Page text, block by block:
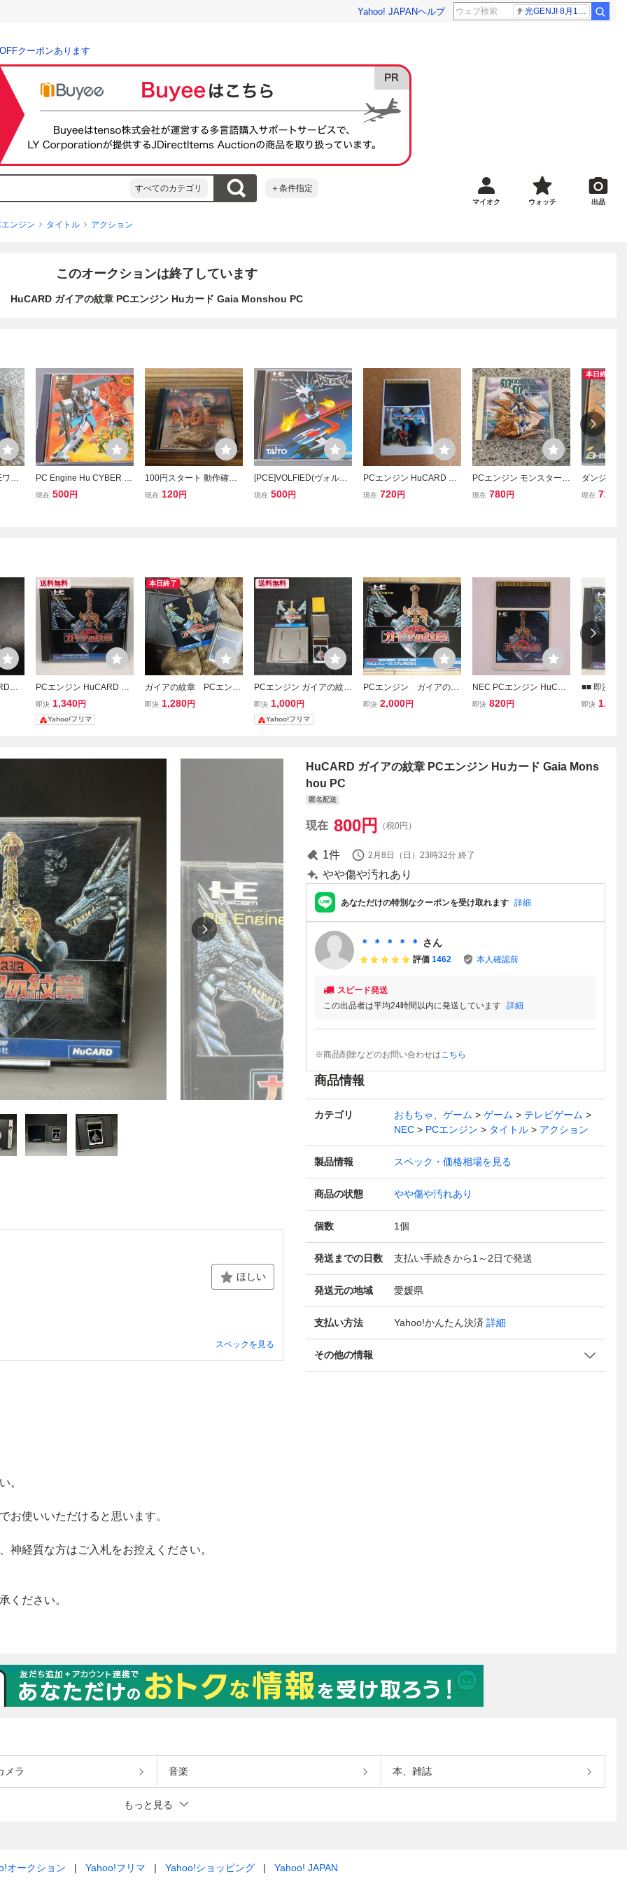
Yahoo! JAPANヘルプ 光GENJI 8月19日
クーポンあります
すべてのカテゴリ ＋条件指定
マイオク ウォッチ 出品
ンジン タイトル アクション
このオークションは終了しています
HuCARD ガイアの紋章 PCエンジン Huカード Gaia Monshou PC
ー
PC Engine Hu CYBER サ
イバーナイト /D515
現在 500円
100円スタート 動作確認
ならず者戦闘部隊 ブラッ
現在 120円
[PCE]VOLFIED(ヴォルフ
ィード)(Huカード)D521
現在 500円
PCエンジン HuCARD ガ
イフレーム ソフトのみ
現在 720円
PCエンジン モンスターメ
ーカー
現在 780円
本日終了
ダンジョン
ラー 【PC
現在 710
送料無料
PCエンジン HuCARD ガ
イアの紋章 GAIA 日本コ
ンピュータシステム
即決 1,340円
Yahoo!フリマ
本日終了
ガイアの紋章 PCエンジ
ン PCE
即決 1,280円
送料無料
PCエンジン ガイアの紋章
HuCARD 日本コンピュー
タシステム
即決 1,000円
Yahoo!フリマ
PCエンジン ガイアの紋
章(ハガキ付き) NCS
即決 2,000円
NEC PCエンジン HuCAR
D ガイアの紋章
即決 820円
■■ 即決!!
イアの紋章
即決 1,000
ほしい
スペックを見る
HuCARD ガイアの紋章 PCエンジン Huカード Gaia Mons
hou PC
匿名配送
現在 800円 （税0円）
1件 2月8日（日）23時32分 終了
やや傷や汚れあり
あなただけの特別なクーポンを受け取れます 詳細
＊ ＊ ＊ ＊ ＊ さん
評価 1462 本人確認前
スピード発送
この出品者は平均24時間以内に発送しています 詳細
※商品削除などのお問い合わせはこちら
商品情報
カテゴリ おもちゃ、ゲーム ゲーム
テレビゲーム
NEC
PCエンジン タイトル アクション
製品情報 スペック・価格相場を見る
商品の状態 やや傷や汚れあり
個数 1個
発送までの日数 支払い手続きから1～2日で発送
発送元の地域 愛媛県
支払い方法 Yahoo!かんたん決済 詳細
その他の情報
メラ 音楽 本、雑誌
もっと見る
オークション Yahoo!フリマ Yahoo!ショッピング Yahoo! JAPAN